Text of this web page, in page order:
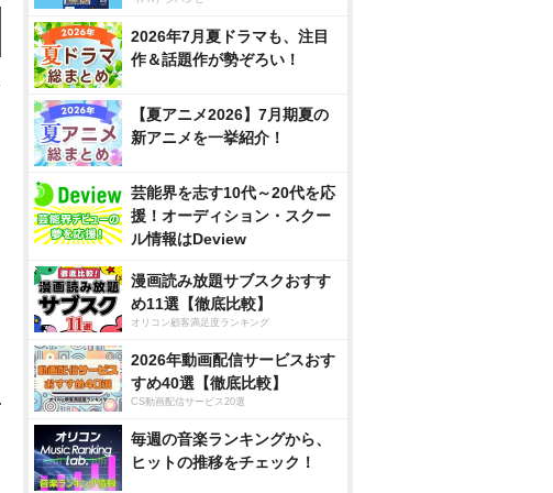
2026年7月夏ドラマも、注目
作＆話題作が勢ぞろい！
【夏アニメ2026】7月期夏の
新アニメを一挙紹介！
芸能界を志す10代～20代を応
援！オーディション・スクー
ル情報はDeview
漫画読み放題サブスクおすす
め11選【徹底比較】
オリコン顧客満足度ランキング
2026年動画配信サービスおす
すめ40選【徹底比較】
CS動画配信サービス20選
毎週の音楽ランキングから、
ヒットの推移をチェック！